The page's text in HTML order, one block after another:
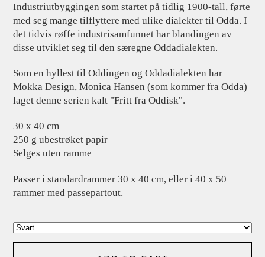
Industriutbyggingen som startet på tidlig 1900-tall, førte
med seg mange tilflyttere med ulike dialekter til Odda. I
det tidvis røffe industrisamfunnet har blandingen av
disse utviklet seg til den særegne Oddadialekten.
Som en hyllest til Oddingen og Oddadialekten har
Mokka Design, Monica Hansen (som kommer fra Odda)
laget denne serien kalt "Fritt fra Oddisk".
30 x 40 cm
250 g ubestrøket papir
Selges uten ramme
Passer i standardrammer 30 x 40 cm, eller i 40 x 50
rammer med passepartout.